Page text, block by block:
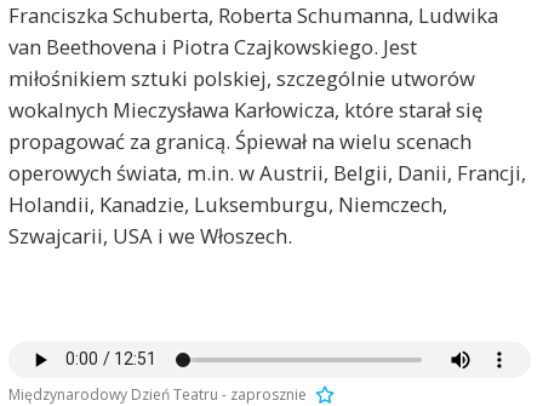
Franciszka Schuberta, Roberta Schumanna, Ludwika
van Beethovena i Piotra Czajkowskiego. Jest
miłośnikiem sztuki polskiej, szczególnie utworów
wokalnych Mieczysława Karłowicza, które starał się
propagować za granicą. Śpiewał na wielu scenach
operowych świata, m.in. w Austrii, Belgii, Danii, Francji,
Holandii, Kanadzie, Luksemburgu, Niemczech,
Szwajcarii, USA i we Włoszech.
Międzynarodowy Dzień Teatru - zaprosznie